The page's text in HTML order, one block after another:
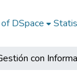
DSpace